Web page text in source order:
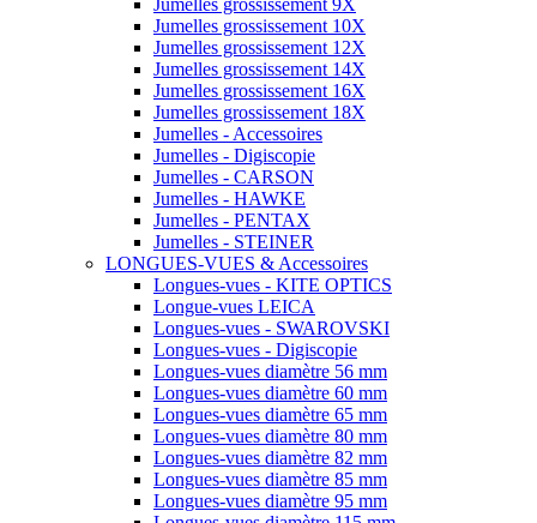
Jumelles grossissement 9X
Jumelles grossissement 10X
Jumelles grossissement 12X
Jumelles grossissement 14X
Jumelles grossissement 16X
Jumelles grossissement 18X
Jumelles - Accessoires
Jumelles - Digiscopie
Jumelles - CARSON
Jumelles - HAWKE
Jumelles - PENTAX
Jumelles - STEINER
LONGUES-VUES & Accessoires
Longues-vues - KITE OPTICS
Longue-vues LEICA
Longues-vues - SWAROVSKI
Longues-vues - Digiscopie
Longues-vues diamètre 56 mm
Longues-vues diamètre 60 mm
Longues-vues diamètre 65 mm
Longues-vues diamètre 80 mm
Longues-vues diamètre 82 mm
Longues-vues diamètre 85 mm
Longues-vues diamètre 95 mm